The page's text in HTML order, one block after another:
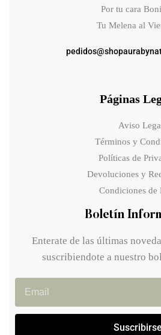
Por tu cara
Tu Melena al
Páginas
Aviso
Términos y
Políticas de
Devoluciones y
Condiciones de
Boletín
Enterate de las últimas
suscribiendote a nuestro
Suscribirse